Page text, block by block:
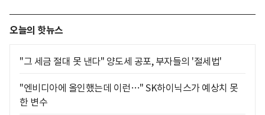
오늘의 핫뉴스
"그 세금 절대 못 낸다" 양도세 공포, 부자들의 '절세법'
"엔비디아에 올인했는데 이런…" SK하이닉스가 예상치 못
한 변수